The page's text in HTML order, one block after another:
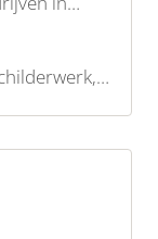
Binnenschilderwerk, Buitenschilderwerk, Onderhoudsschilderwerk, Restauratieschilderwerk, Houtrotreparatie, Reiniging en onderhoud, Kleuradvies